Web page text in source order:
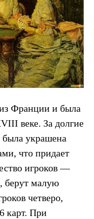
Франции и была
веке. За долгие
украшена
что придает
игроков —
берут малую
четверо,
карт. При